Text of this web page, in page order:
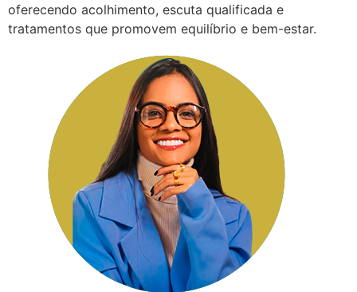
oferecendo acolhimento, escuta qualificada e
tratamentos que promovem equilíbrio e bem-estar.